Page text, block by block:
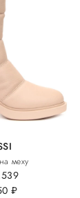
меху
руб.
39